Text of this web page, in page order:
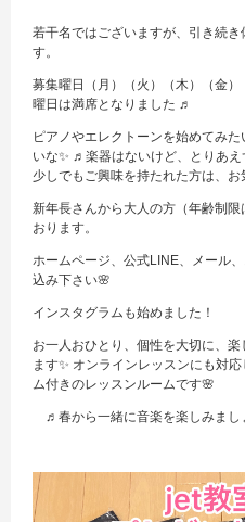
若干名ではございますが、引き続
す。
募集曜日（月）（火）（木）（金
曜日は満席となりました ♬
ピアノやエレクトーンを始めてみ
いな✨ ♬楽器はないけど、とりあ
少しでもご興味を持たれた方は、お
新年長さんから大人の方（年齢制
おります。
ホームページ、公式LINE、メール
込み下さい🌸
インスタグラムも始めました！
お一人おひとり、個性を大切に、
ます✨ オンラインレッスンにも対
ム付きのレッスンルームです🌸
♬春から一緒に音楽を楽しみまし